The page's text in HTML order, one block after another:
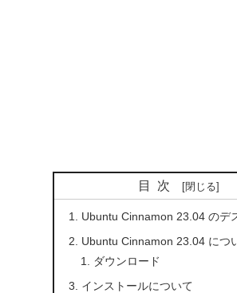
目次
Ubuntu Cinnamon 23.04 のデ
Ubuntu Cinnamon 23.04 につ
ダウンロード
インストールについて